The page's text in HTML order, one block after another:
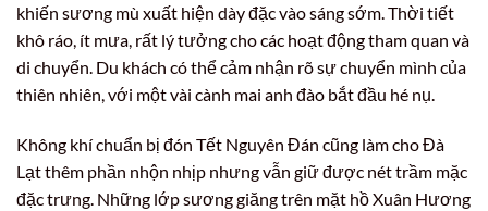
khiến sương mù xuất hiện dày đặc vào sáng sớm. Thời tiết
khô ráo, ít mưa, rất lý tưởng cho các hoạt động tham quan và
di chuyển. Du khách có thể cảm nhận rõ sự chuyển mình của
thiên nhiên, với một vài cành mai anh đào bắt đầu hé nụ.
Không khí chuẩn bị đón Tết Nguyên Đán cũng làm cho Đà
Lạt thêm phần nhộn nhịp nhưng vẫn giữ được nét trầm mặc
đặc trưng. Những lớp sương giăng trên mặt hồ Xuân Hương